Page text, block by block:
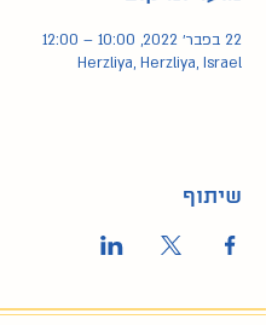
22 בפבר׳ 2022, 10:00 – 12:00
Herzliya, Herzliya, Israel
שיתוף